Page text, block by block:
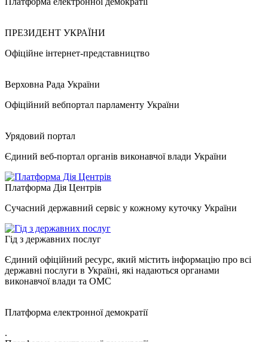
ПРЕЗИДЕНТ УКРАЇНИ
Офіційне інтернет-представництво
Верховна Рада України
Офіційний вебпортал парламенту України
Урядовий портал
Єдиний веб-портал органів виконавчої влади України
Платформа Дія Центрів
Сучасний державний сервіс у кожному куточку України
Гід з державних послуг
Єдиний офіційний ресурс, який містить інформацію про всі
державні послуги в Україні, які надаються органами
виконавчої влади та ОМС
Платформа електронної демократії
.